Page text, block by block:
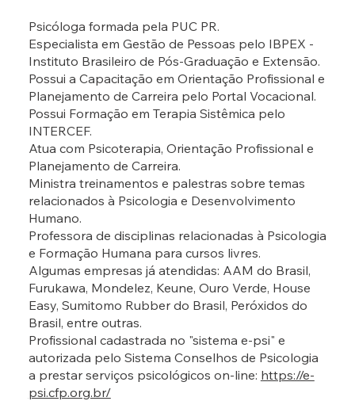
Psicóloga formada pela PUC PR.
Especialista em Gestão de Pessoas pelo IBPEX -
Instituto Brasileiro de Pós-Graduação e Extensão.
Possui a Capacitação em Orientação Profissional e
Planejamento de Carreira pelo Portal Vocacional.
Possui Formação em Terapia Sistêmica pelo
INTERCEF.
Atua com Psicoterapia, Orientação Profissional e
Planejamento de Carreira.
Ministra treinamentos e palestras sobre temas
relacionados à Psicologia e Desenvolvimento
Humano.
Professora de disciplinas relacionadas à Psicologia
e Formação Humana para cursos livres.
Algumas empresas já atendidas: AAM do Brasil,
Furukawa, Mondelez, Keune, Ouro Verde, House
Easy, Sumitomo Rubber do Brasil, Peróxidos do
Brasil, entre outras.
Profissional cadastrada no "sistema e-psi" e
autorizada pelo Sistema Conselhos de Psicologia
a prestar serviços psicológicos on-line: https://e-
psi.cfp.org.br/